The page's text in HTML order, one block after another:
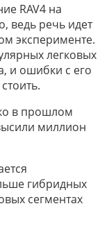
RAV4 на
ведь речь идет
эксперименте.
легковых
и ошибки с его
в прошлом
миллион
гибридных
сегментах